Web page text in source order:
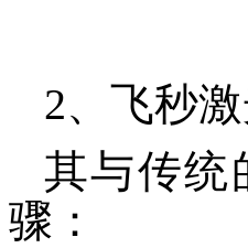
2、飞秒
其与传统
骤：